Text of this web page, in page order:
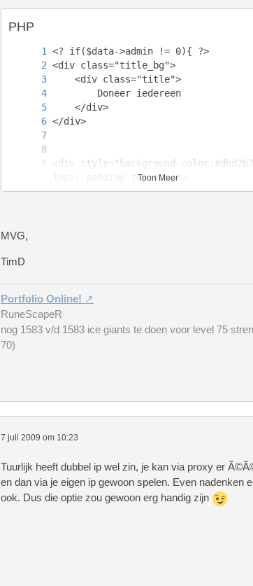
PHP
<div style="background-
	<table cellpadding="0" cellspacing="0" wid
ST['bank']}',
r']}',
Hieronder kun je aan iedereen iets
s je alleen bv. cash wilt doneren
Toon Meer
MVG,
TimD
Portfolio Online!
RuneScapeR
nog 1583 v/d 1583 ice giants te doen voor level 75
70)
7 juli 2009 om 10:23
Tuurlijk heeft dubbel ip wel zin, je kan via proxy er
en dan via je eigen ip gewoon spelen. Even nadenken
ook. Dus die optie zou gewoon erg handig zijn